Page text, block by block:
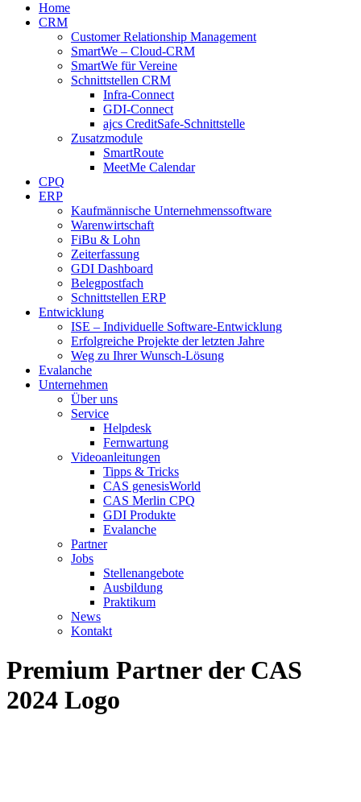
Home
CRM
Customer Relationship Management
SmartWe – Cloud-CRM
SmartWe für Vereine
Schnittstellen CRM
Infra-Connect
GDI-Connect
ajcs CreditSafe-Schnittstelle
Zusatzmodule
SmartRoute
MeetMe Calendar
CPQ
ERP
Kaufmännische Unternehmenssoftware
Warenwirtschaft
FiBu & Lohn
Zeiterfassung
GDI Dashboard
Belegpostfach
Schnittstellen ERP
Entwicklung
ISE – Individuelle Software-Entwicklung
Erfolgreiche Projekte der letzten Jahre
Weg zu Ihrer Wunsch-Lösung
Evalanche
Unternehmen
Über uns
Service
Helpdesk
Fernwartung
Videoanleitungen
Tipps & Tricks
CAS genesisWorld
CAS Merlin CPQ
GDI Produkte
Evalanche
Partner
Jobs
Stellenangebote
Ausbildung
Praktikum
News
Kontakt
Premium Partner der CAS
2024 Logo